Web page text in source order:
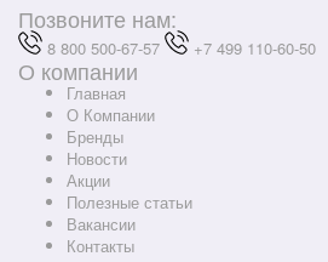
Позвоните нам:
8 800 500-67-57 +7 499 110-60-50
О компании
Главная
О Компании
Бренды
Новости
Акции
Полезные статьи
Вакансии
Контакты